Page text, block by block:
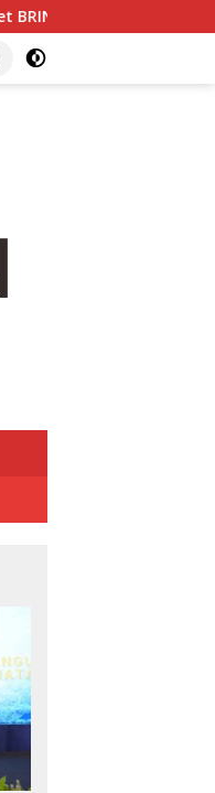
Sampah
5,29 Persen,
bagi Siapa?